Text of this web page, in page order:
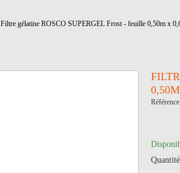
Filtre gélatine ROSCO SUPERGEL Frost - feuille 0,50m x